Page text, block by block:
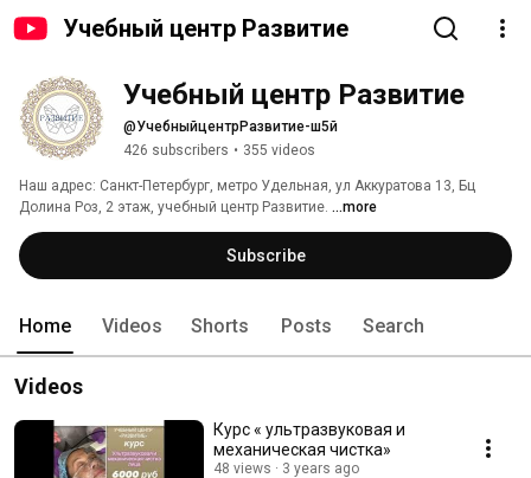
Учебный центр Развитие
Учебный центр Развитие
@УчебныйцентрРазвитие-ш5й
426 subscribers • 355 videos
Наш адрес: Санкт-Петербург, метро Удельная, ул Аккуратова 13, Бц
Долина Роз, 2 этаж, учебный центр Развитие. ...more
Subscribe
Home Videos Shorts Posts Search
Videos
Курс « ультразвуковая и
механическая чистка»
48 views 3 years ago